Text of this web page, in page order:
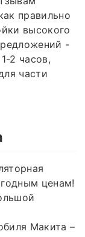
правильно
высокого
-
2 часов,
части
ценам!
Макита –